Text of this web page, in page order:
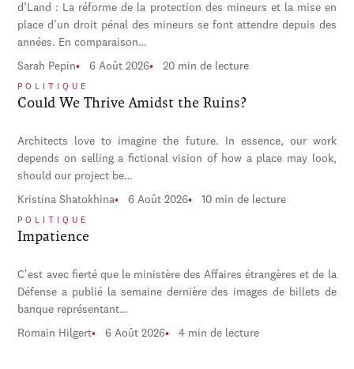
d’Land : La réforme de la protection des mineurs et la mise en
place d’un droit pénal des mineurs se font attendre depuis des
années. En comparaison…
Sarah Pepin 6 Août 2026 20 min de lecture
POLITIQUE
Could We Thrive Amidst the Ruins?
Architects love to imagine the future. In essence, our work
depends on selling a fictional vision of how a place may look,
should our project be…
Kristina Shatokhina 6 Août 2026 10 min de lecture
POLITIQUE
Impatience
C'est avec fierté que le ministère des Affaires étrangères et de la
Défense a publié la semaine dernière des images de billets de
banque représentant…
Romain Hilgert 6 Août 2026 4 min de lecture